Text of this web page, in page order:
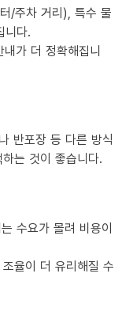
/주차 거리), 특수 물
니다.
가 더 정확해집니
반포장 등 다른 방식
는 것이 좋습니다.
수요가 몰려 비용이
율이 더 유리해질 수